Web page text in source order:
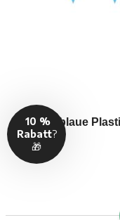
Hellblaue